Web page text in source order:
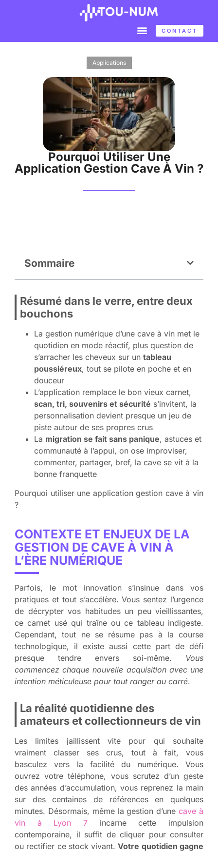
CONTACT
Applications
Pourquoi Utiliser Une
Application Gestion Cave À Vin ?
Sommaire
Résumé dans le verre, entre deux
bouchons
La gestion numérique d’une cave à vin met le
quotidien en mode réactif, plus question de
s’arracher les cheveux sur un tableau
poussiéreux, tout se pilote en poche et en
douceur
L’application remplace le bon vieux carnet,
scan, tri, souvenirs et sécurité s’invitent, la
personnalisation devient presque un jeu de
piste autour de ses propres crus
La migration se fait sans panique, astuces et
communauté à l’appui, on ose improviser,
commenter, partager, bref, la cave se vit à la
bonne franquette
Pourquoi utiliser une application gestion cave à vin
?
CONTEXTE ET ENJEUX DE LA
GESTION DE CAVE À VIN À
L’ÈRE NUMÉRIQUE
Parfois, le mot innovation s’insinue dans vos
pratiques et tout s’accélère. Vous sentez l’urgence
de décrypter vos habitudes un peu vieillissantes,
ce carnet usé qui traîne ou ce tableau indigeste.
Cependant, tout ne se résume pas à la course
technologique, il existe aussi cette part de défi
presque tendre envers soi-même. Vous
commencez chaque nouvelle acquisition avec une
intention méticuleuse pour tout ranger au carré.
La réalité quotidienne des
amateurs et collectionneurs de vin
Les limites jaillissent vite pour qui souhaite
vraiment classer ses crus, tout à fait, vous
basculez vers la facilité du numérique. Vous
ouvrez votre téléphone, vous scrutez d’un geste
des années d’accumulation, vous reprenez la main
sur des centaines de références en quelques
minutes. Désormais, même la gestion d’unecave à
vin à Lyon 7 incarne cette impulsion
contemporaine, il suffit de cliquer pour consulter
ou rectifier ce stock vivant.Votre quotidien gagne